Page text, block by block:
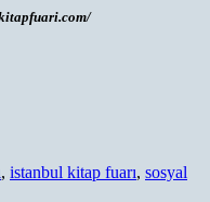
, istanbul kitap fuarı, sosyal